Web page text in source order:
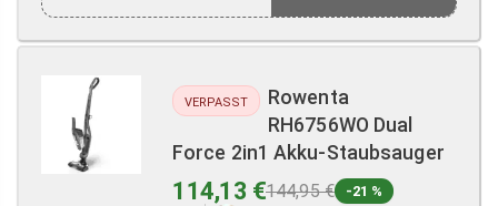
VERPASST
Rowenta
RH6756WO Dual
Force 2in1 Akku-Staubsauger
114,13 €144,95 € -21 %